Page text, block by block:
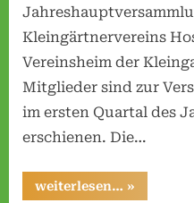
Kleingärtnervereins
Vereinsheim der
Mitglieder sind zur
im ersten Quartal des
erschienen. Die…
weiterlesen… “Bericht
der
»